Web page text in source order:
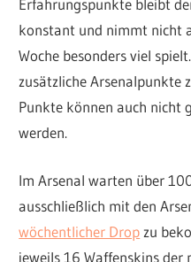
konstant und nimmt nicht
Woche besonders viel
zusätzliche Arsenalpunkte
Punkte können auch nicht
werden.
Im Arsenal warten über
ausschließlich mit den
wöchentlicher Drop zu
jeweils 16 Waffenskins der